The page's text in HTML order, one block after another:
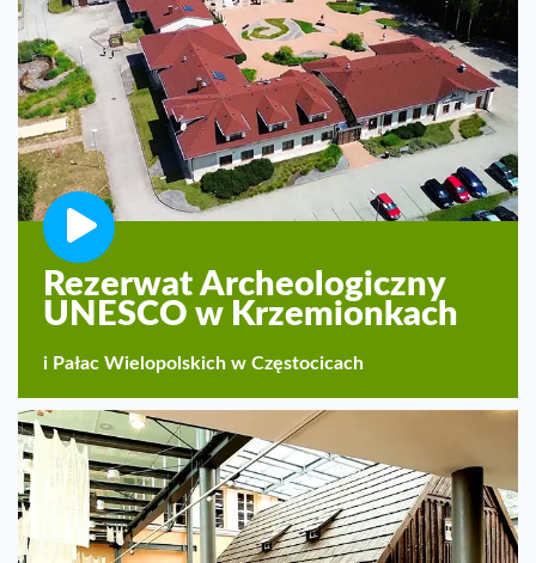
Rezerwat Archeologiczny
UNESCO w Krzemionkach
i Pałac Wielopolskich w Częstocicach